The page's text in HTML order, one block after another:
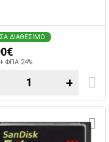
ΔΙΑΘΕΣΙΜΟ
ΦΠΑ 24%
+